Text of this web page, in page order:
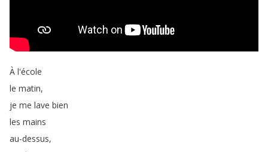
À l'école
le matin,
je me lave bien
les mains
au-dessus,